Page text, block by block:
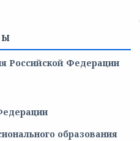
Российской Федерации
образования